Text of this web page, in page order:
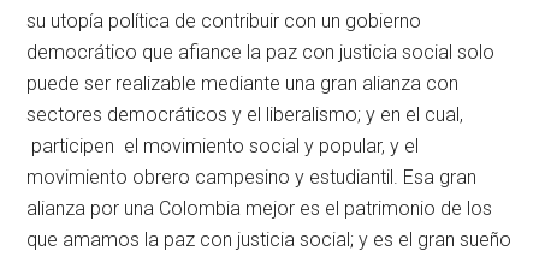
su utopía política de contribuir con un gobierno
democrático que afiance la paz con justicia social solo
puede ser realizable mediante una gran alianza con
sectores democráticos y el liberalismo; y en el cual,
participen el movimiento social y popular, y el
movimiento obrero campesino y estudiantil. Esa gran
alianza por una Colombia mejor es el patrimonio de los
que amamos la paz con justicia social; y es el gran sueño